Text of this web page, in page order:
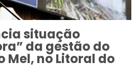
situação
da gestão do
Mel, no Litoral do